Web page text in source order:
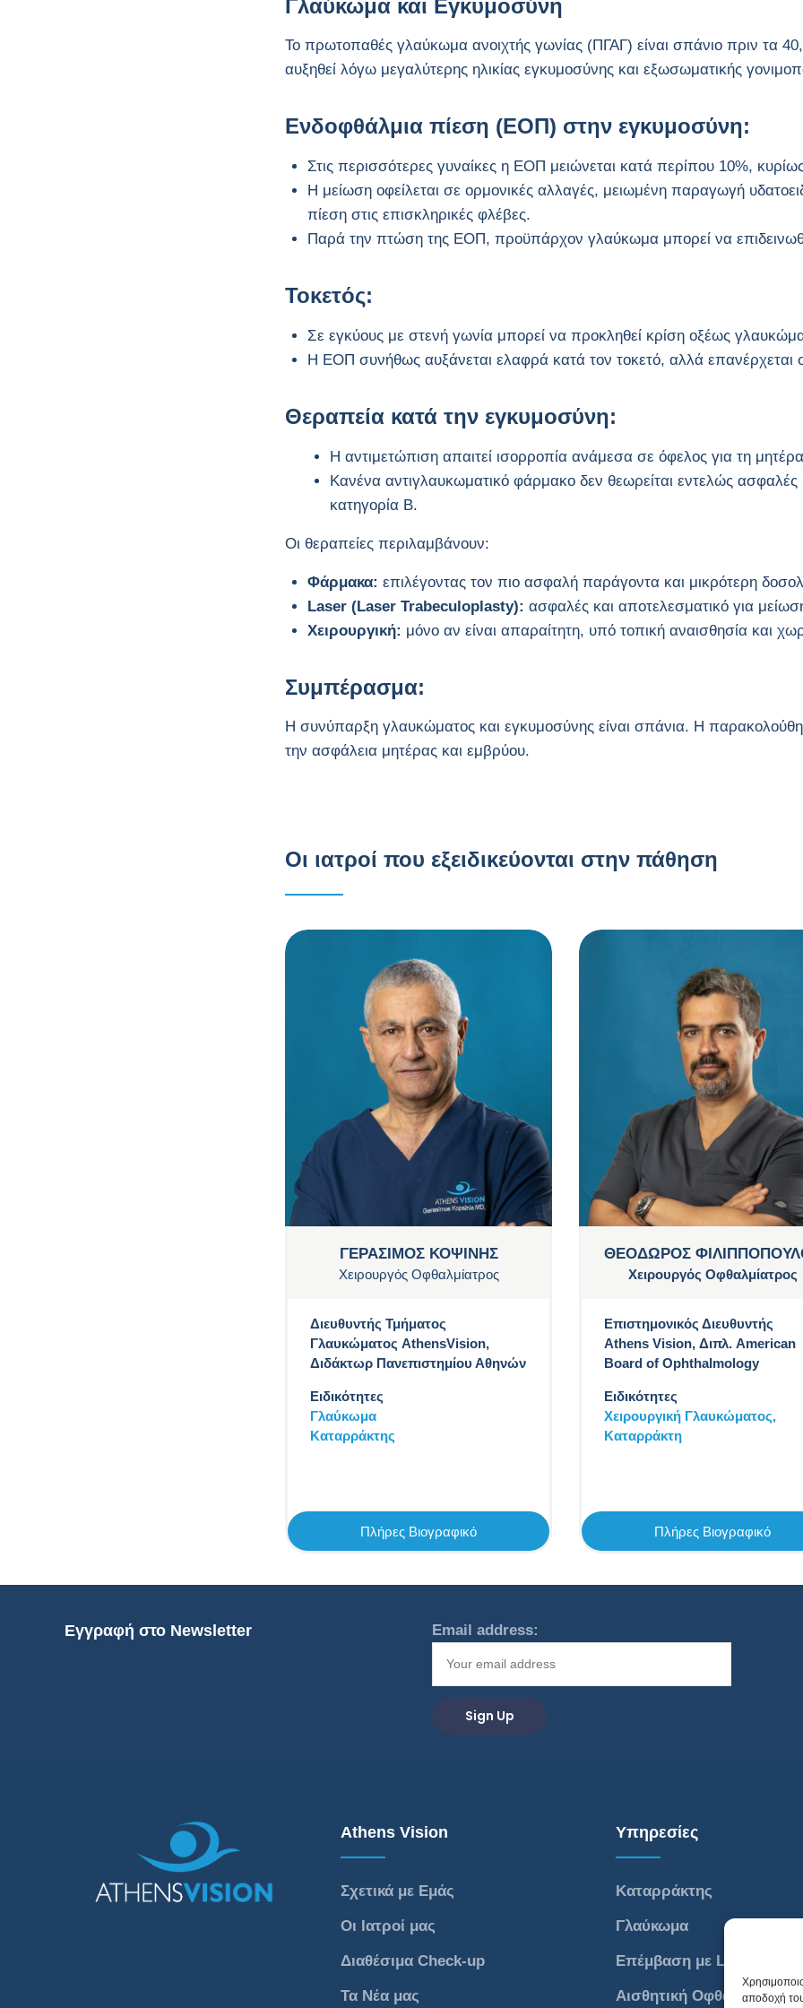
αποδοχή
Γλαύκωμα και Εγκυμοσύνη
Το πρωτοπαθές γλαύκωμα ανοιχτής γωνίας (ΠΓΑΓ) είναι σπάνιο πριν τα
αυξηθεί λόγω μεγαλύτερης ηλικίας εγκυμοσύνης και εξωσωματικής
Ενδοφθάλμια πίεση (ΕΟΠ) στην εγκυμοσύνη:
Στις περισσότερες γυναίκες η ΕΟΠ μειώνεται κατά περίπου 10%,
Η μείωση οφείλεται σε ορμονικές αλλαγές, μειωμένη παραγωγή
πίεση στις επισκληρικές φλέβες.
Παρά την πτώση της ΕΟΠ, προϋπάρχον γλαύκωμα μπορεί να
Τοκετός:
Σε εγκύους με στενή γωνία μπορεί να προκληθεί κρίση οξέως
Η ΕΟΠ συνήθως αυξάνεται ελαφρά κατά τον τοκετό, αλλά επανέρχεται
Θεραπεία κατά την εγκυμοσύνη:
Η αντιμετώπιση απαιτεί ισορροπία ανάμεσα σε όφελος για τη
Κανένα αντιγλαυκωματικό φάρμακο δεν θεωρείται εντελώς
κατηγορία Β.
Οι θεραπείες περιλαμβάνουν:
Φάρμακα: επιλέγοντας τον πιο ασφαλή παράγοντα και μικρότερη
Laser (Laser Trabeculoplasty): ασφαλές και αποτελεσματικό για
Χειρουργική: μόνο αν είναι απαραίτητη, υπό τοπική αναισθησία και
Συμπέρασμα:
Η συνύπαρξη γλαυκώματος και εγκυμοσύνης είναι σπάνια. Η
την ασφάλεια μητέρας και εμβρύου.
Οι ιατροί που εξειδικεύονται στην πάθηση
ΓΕΡΑΣΙΜΟΣ ΚΟΨΙΝΗΣ
Χειρουργός Οφθαλμίατρος
Διευθυντής Τμήματος
Γλαυκώματος AthensVision,
Διδάκτωρ Πανεπιστημίου Αθηνών
Ειδικότητες
Γλαύκωμα
Καταρράκτης
Πλήρες Βιογραφικό
ΘΕΟΔΩΡΟΣ
Χειρουργός Οφθαλμίατρος
Επιστημονικός Διευθυντής
Athens Vision, Διπλ. American
Board of Ophthalmology
Ειδικότητες
Χειρουργική Γλαυκώματος,
Καταρράκτη
Πλήρες Βιογραφικό
Εγγραφή στο Newsletter Email address:
Athens Vision
Σχετικά με Εμάς
Οι Ιατροί μας
Διαθέσιμα Check-up
Τα Νέα μας
Υπηρεσίες
Καταρράκτης
Γλαύκωμα
Επέμβαση με Laser
Αισθητική Οφθαλμολογία